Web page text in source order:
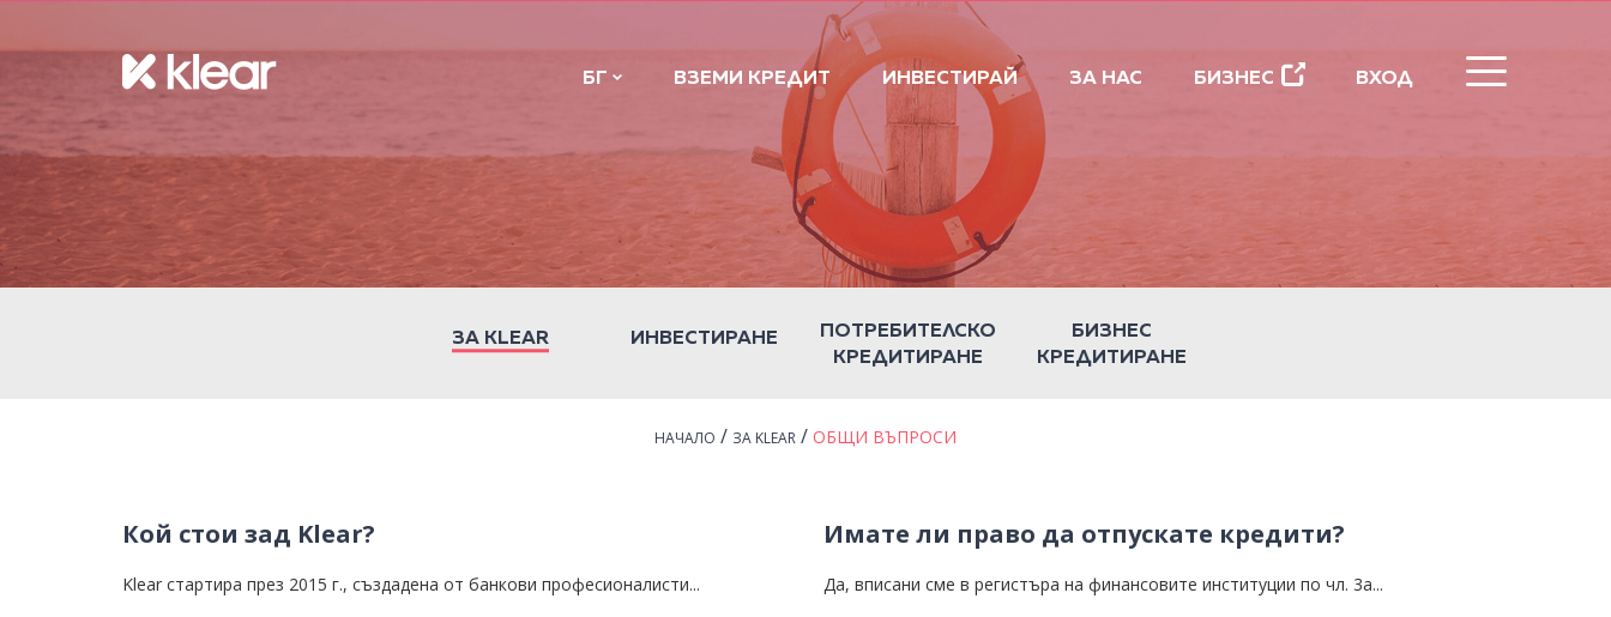
БГ ВЗЕМИ КРЕДИТ ИНВЕСТИРАЙ ЗА НАС БИЗНЕС ВХОД
ЗА KLEAR ИНВЕСТИРАНЕ
ПОТРЕБИТЕЛСКО
КРЕДИТИРАНЕ
БИЗНЕС
КРЕДИТИРАНЕ
НАЧАЛО / ЗА KLEAR / ОБЩИ ВЪПРОСИ
Кой стои зад Klear?
Klear стартира през 2015 г., създадена от банкови професионалисти...
Имате ли право да отпускате кредити?
Да, вписани сме в регистъра на финансовите институции по чл. 3а...